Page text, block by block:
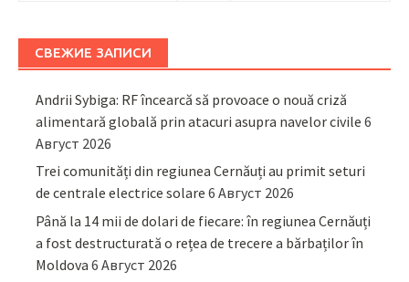
СВЕЖИЕ ЗАПИСИ
Andrii Sybiga: RF încearcă să provoace o nouă criză
alimentară globală prin atacuri asupra navelor civile 6
Август 2026
Trei comunități din regiunea Cernăuți au primit seturi
de centrale electrice solare 6 Август 2026
Până la 14 mii de dolari de fiecare: în regiunea Cernăuți
a fost destructurată o rețea de trecere a bărbaților în
Moldova 6 Август 2026